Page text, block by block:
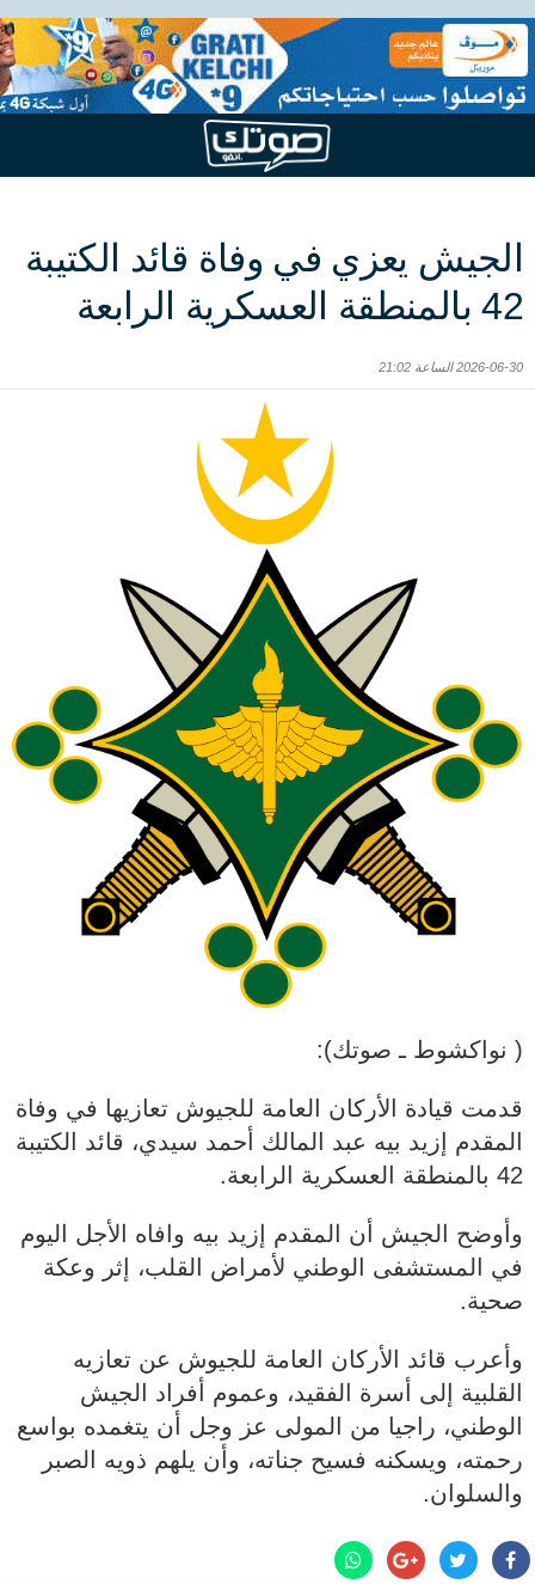
الجيش يعزي في وفاة قائد الكتيبة
42 بالمنطقة العسكرية الرابعة
2026-06-30 الساعة 21:02
( نواكشوط ـ صوتك):
قدمت قيادة الأركان العامة للجيوش تعازيها في وفاة
المقدم إزيد بيه عبد المالك أحمد سيدي، قائد الكتيبة
42 بالمنطقة العسكرية الرابعة.
وأوضح الجيش أن المقدم إزيد بيه وافاه الأجل اليوم
في المستشفى الوطني لأمراض القلب، إثر وعكة
صحية.
وأعرب قائد الأركان العامة للجيوش عن تعازيه
القلبية إلى أسرة الفقيد، وعموم أفراد الجيش
الوطني، راجيا من المولى عز وجل أن يتغمده بواسع
رحمته، ويسكنه فسيح جناته، وأن يلهم ذويه الصبر
والسلوان.